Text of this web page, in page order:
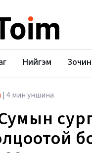
Нийгэм Зочин
| 4 мин уншина